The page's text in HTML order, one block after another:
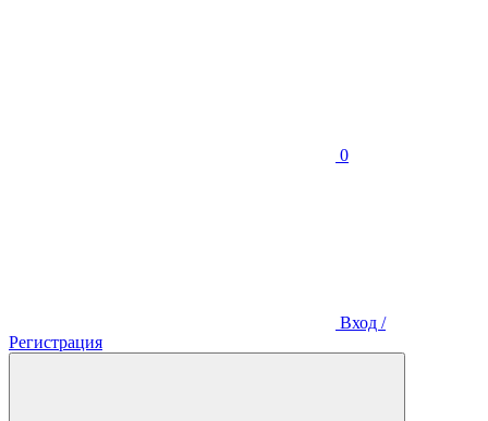
0
Вход /
Регистрация